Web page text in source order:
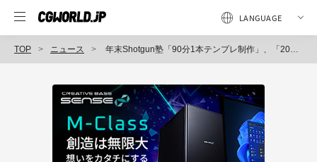
TOP ニュース 年末Shotgun塾「90分1本テンプレ制作」、「2020年 質問トップ10&Tips」開催（ボーンデジタル）